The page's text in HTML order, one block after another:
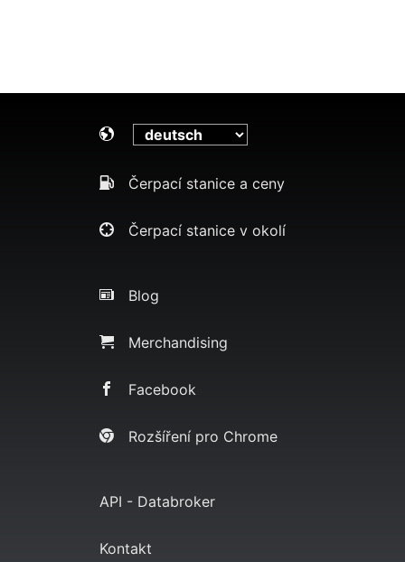
Čerpací stanice a ceny
Čerpací stanice v okolí
Blog
Merchandising
Facebook
Rozšíření pro Chrome
API - Databroker
Kontakt